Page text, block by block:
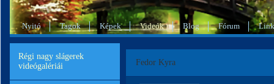
Nyitó Tagok Képek Videók Blog Fórum
Régi nagy slágerek
videógalériái
Fedor Kyra